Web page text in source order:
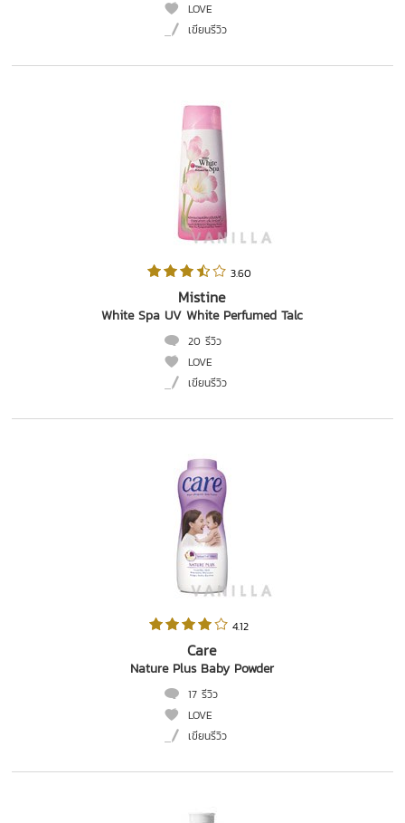
LOVE
เขียนรีวิว
3.60
Mistine
White Spa UV White Perfumed Talc
20 รีวิว
LOVE
เขียนรีวิว
4.12
Care
Nature Plus Baby Powder
17 รีวิว
LOVE
เขียนรีวิว